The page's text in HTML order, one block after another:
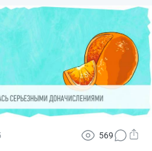
ошибок в документах предлагают
единые критерии трудовых и ГПХ-
569